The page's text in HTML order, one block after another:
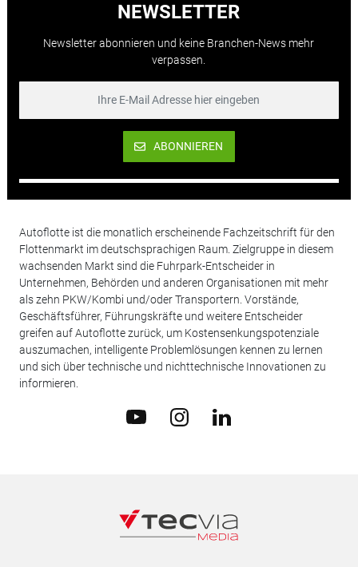
NEWSLETTER
Newsletter abonnieren und keine Branchen-News mehr
verpassen.
ABONNIEREN
Autoflotte ist die monatlich erscheinende Fachzeitschrift für den
Flottenmarkt im deutschsprachigen Raum. Zielgruppe in diesem
wachsenden Markt sind die Fuhrpark-Entscheider in
Unternehmen, Behörden und anderen Organisationen mit mehr
als zehn PKW/Kombi und/oder Transportern. Vorstände,
Geschäftsführer, Führungskräfte und weitere Entscheider
greifen auf Autoflotte zurück, um Kostensenkungspotenziale
auszumachen, intelligente Problemlösungen kennen zu lernen
und sich über technische und nichttechnische Innovationen zu
informieren.